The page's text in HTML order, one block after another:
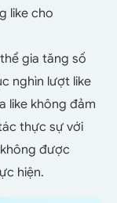
like cho
gia tăng số
nghìn lượt like
like không đảm
thực sự với
được
hiện.